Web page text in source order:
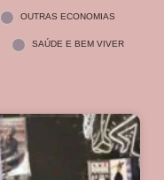
OUTRAS ECONOMIAS
SAÚDE E BEM VIVER